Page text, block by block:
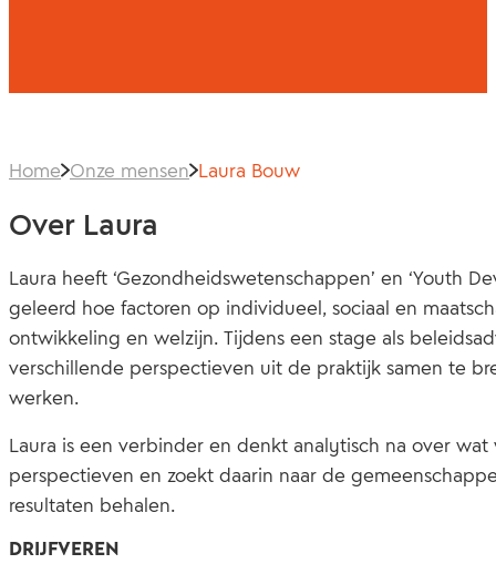
Home Onze mensen Laura Bouw
Over Laura
Laura heeft ‘Gezondheidswetenschappen’ en ‘Youth
geleerd hoe factoren op individueel, sociaal en
ontwikkeling en welzijn. Tijdens een stage als
verschillende perspectieven uit de praktijk samen te
werken.
Laura is een verbinder en denkt analytisch na over
perspectieven en zoekt daarin naar de
resultaten behalen.
DRIJFVEREN